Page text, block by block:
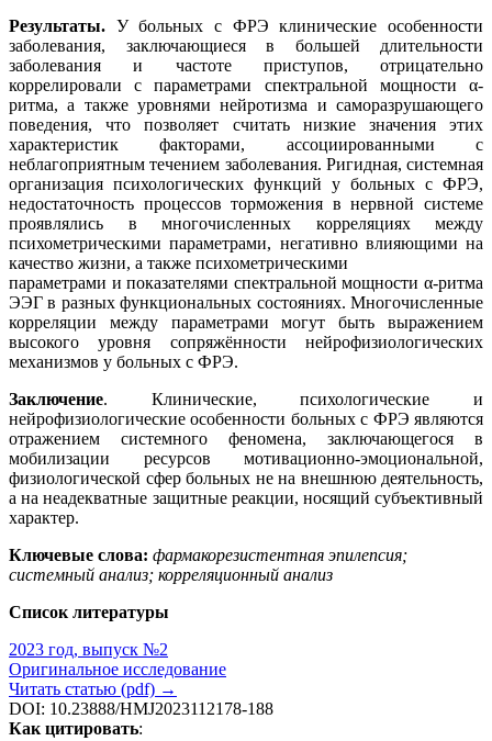
Результаты. У больных с ФРЭ клинические особенности
заболевания, заключающиеся в большей длительности
заболевания и частоте приступов, отрицательно
коррелировали с параметрами спектральной мощности α-
ритма, а также уровнями нейротизма и саморазрушающего
поведения, что позволяет считать низкие значения этих
характеристик факторами, ассоциированными с
неблагоприятным течением заболевания. Ригидная, системная
организация психологических функций у больных с ФРЭ,
недостаточность процессов торможения в нервной системе
проявлялись в многочисленных корреляциях между
психометрическими параметрами, негативно влияющими на
качество жизни, а также психометрическими
параметрами и показателями спектральной мощности α-ритма
ЭЭГ в разных функциональных состояниях. Многочисленные
корреляции между параметрами могут быть выражением
высокого уровня сопряжённости нейрофизиологических
механизмов у больных с ФРЭ.
Заключение. Клинические, психологические и
нейрофизиологические особенности больных с ФРЭ являются
отражением системного феномена, заключающегося в
мобилизации ресурсов мотивационно-эмоциональной,
физиологической сфер больных не на внешнюю деятельность,
а на неадекватные защитные реакции, носящий субъективный
характер.
Ключевые слова: фармакорезистентная эпилепсия;
системный анализ; корреляционный анализ
Список литературы
2023 год, выпуск №2
Оригинальное исследование
Читать статью (pdf) →
DOI: 10.23888/HMJ2023112178-188
Как цитировать: